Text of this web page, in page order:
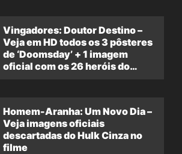
Vingadores: Doutor Destino –
Veja em HD todos os 3 pôsteres
de ‘Doomsday’ + 1 imagem
oficial com os 26 heróis do
Homem-Aranha: Um Novo Dia –
Veja imagens oficiais
descartadas do Hulk Cinza no
filme